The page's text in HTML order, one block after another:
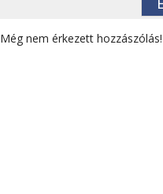
Még nem érkezett hozzászólás!